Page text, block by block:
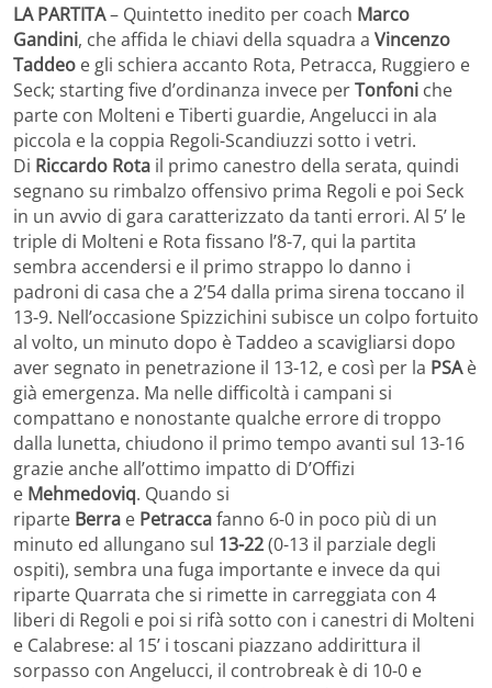
LA PARTITA– Quintetto inedito per coach Marco
Gandini, che affida le chiavi della squadra a Vincenzo
Taddeo e gli schiera accanto Rota, Petracca, Ruggiero e
Seck; starting five d’ordinanza invece perTonfoni che
parte con Molteni e Tiberti guardie, Angelucci in ala
piccola e la coppia Regoli-Scandiuzzi sotto i vetri.
Di Riccardo Rota il primo canestro della serata, quindi
segnano su rimbalzo offensivo prima Regoli e poi Seck
in un avvio di gara caratterizzato da tanti errori. Al 5’ le
triple di Molteni e Rota fissano l’8-7, qui la partita
sembra accendersi e il primo strappo lo danno i
padroni di casa che a 2’54 dalla prima sirena toccano il
13-9. Nell’occasione Spizzichini subisce un colpo fortuito
al volto, un minuto dopo è Taddeo a scavigliarsi dopo
aver segnato in penetrazione il 13-12, e così per la PSAè
già emergenza. Ma nelle difficoltà i campani si
compattano e nonostante qualche errore di troppo
dalla lunetta, chiudono il primo tempo avanti sul 13-16
grazie anche all’ottimo impatto di D’Offizi
e Mehmedoviq. Quando si
riparte Berra e Petraccafanno 6-0 in poco più di un
minuto ed allungano sul 13-22(0-13 il parziale degli
ospiti), sembra una fuga importante e invece da qui
riparte Quarrata che si rimette in carreggiata con 4
liberi di Regoli e poi si rifà sotto con i canestri di Molteni
e Calabrese: al 15’ i toscani piazzano addirittura il
sorpasso con Angelucci, il controbreak è di 10-0 e